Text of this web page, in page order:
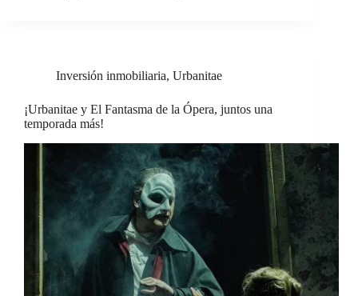
Inversión inmobiliaria, Urbanitae
¡Urbanitae y El Fantasma de la Ópera, juntos una
temporada más!